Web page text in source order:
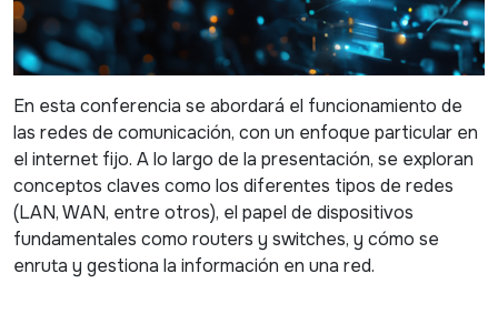
En esta conferencia se abordará el funcionamiento de
las redes de comunicación, con un enfoque particular en
el internet fijo. A lo largo de la presentación, se exploran
conceptos claves como los diferentes tipos de redes
(LAN, WAN, entre otros), el papel de dispositivos
fundamentales como routers y switches, y cómo se
enruta y gestiona la información en una red.